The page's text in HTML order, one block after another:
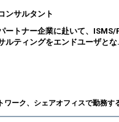
ンサルタント
ートナー企業に赴いて、ISMS/
ルティングをエンドユーザとな
ワーク、シェアオフィスで勤務す